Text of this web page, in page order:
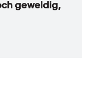
geweldig,